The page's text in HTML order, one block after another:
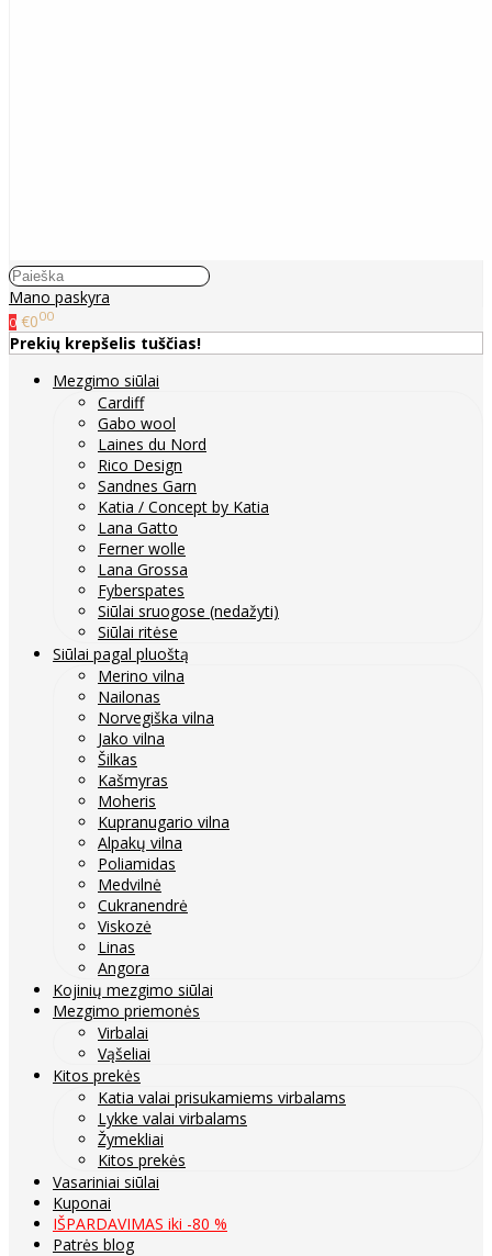
Mano paskyra
0 €000
Prekių krepšelis tuščias!
Mezgimo siūlai
Cardiff
Gabo wool
Laines du Nord
Rico Design
Sandnes Garn
Katia / Concept by Katia
Lana Gatto
Ferner wolle
Lana Grossa
Fyberspates
Siūlai sruogose (nedažyti)
Siūlai ritėse
Siūlai pagal pluoštą
Merino vilna
Nailonas
Norvegiška vilna
Jako vilna
Šilkas
Kašmyras
Moheris
Kupranugario vilna
Alpakų vilna
Poliamidas
Medvilnė
Cukranendrė
Viskozė
Linas
Angora
Kojinių mezgimo siūlai
Mezgimo priemonės
Virbalai
Vąšeliai
Kitos prekės
Katia valai prisukamiems virbalams
Lykke valai virbalams
Žymekliai
Kitos prekės
Vasariniai siūlai
Kuponai
IŠPARDAVIMAS iki -80 %
Patrės blog